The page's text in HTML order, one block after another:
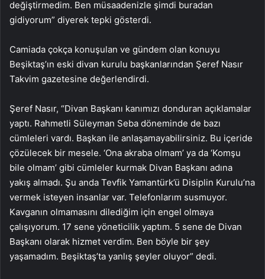
değiştirmedim. Ben müsaadenizle şimdi buradan
gidiyorum” diyerek tepki gösterdi.
Camiada çokça konuşulan ve gündem olan konuyu
Beşiktaş’ın eski divan kurulu başkanlarından Şeref Nasır
Takvim gazetesine değerlendirdi.
Şeref Nasır, “Divan Başkanı kanımızı donduran açıklamalar
yaptı. Rahmetli Süleyman Seba döneminde de bazı
cümleleri vardı. Başkan ile anlaşamayabilirsiniz. Bu içeride
çözülecek bir mesele. ‘Ona akraba olmam’ ya da ‘Komşu
bile olmam’ gibi cümleler kurmak Divan Başkanı adına
yakış almadı. Şu anda Tevfik Yamantürk’ü Disiplin Kurulu’na
vermek isteyen insanlar var. Telefonlarım susmuyor.
Kavganın olmamasını dilediğim için engel olmaya
çalışıyorum. 17 sene yöneticilik yaptım. 5 sene de Divan
Başkanı olarak hizmet verdim. Ben böyle bir şey
yaşamadım. Beşiktaş’ta yanlış şeyler oluyor” dedi.